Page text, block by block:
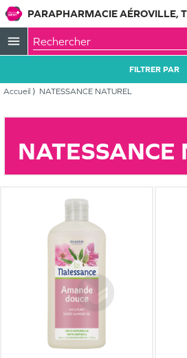
PARAPHARMACIE AÉROVILLE,
menu
Accueil NATESSANCE NATUREL
FILTRER PAR
NATESSANCE